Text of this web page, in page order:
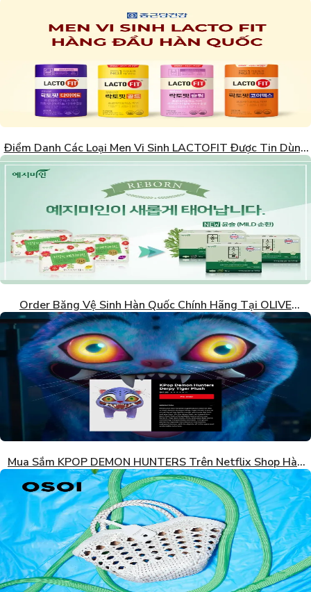
Điểm Danh Các Loại Men Vi Sinh LACTOFIT Được Tin Dùng
Nhất Hàn Quốc
Order Băng Vệ Sinh Hàn Quốc Chính Hãng Tại OLIVE
YOUNG
Mua Sắm KPOP DEMON HUNTERS Trên Netflix Shop Hàn
Quốc